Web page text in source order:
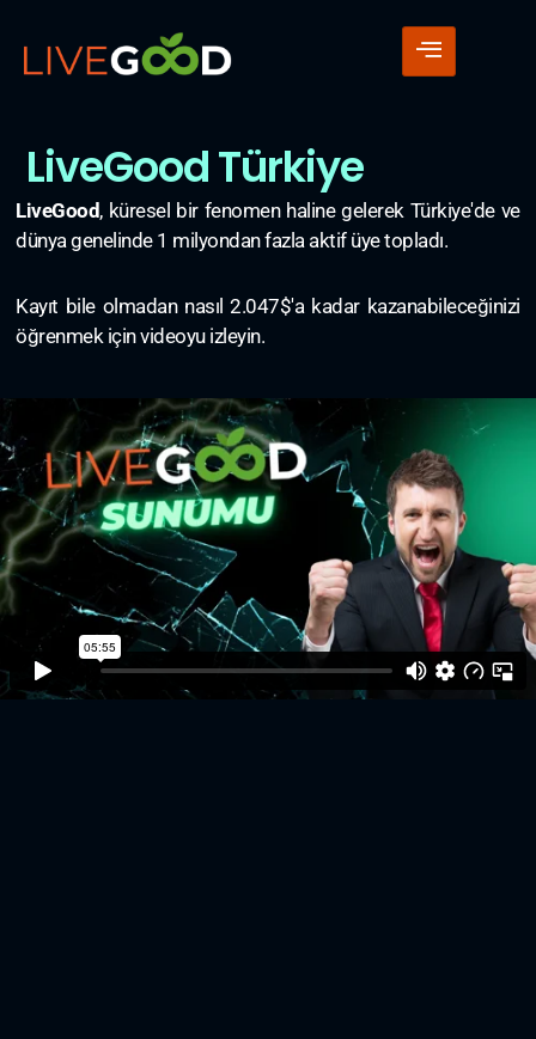
LiveGood Türkiye
LiveGood, küresel bir fenomen haline gelerek Türkiye'de ve
dünya genelinde 1 milyondan fazla aktif üye topladı.
Kayıt bile olmadan nasıl 2.047$'a kadar kazanabileceğinizi
öğrenmek için videoyu izleyin.